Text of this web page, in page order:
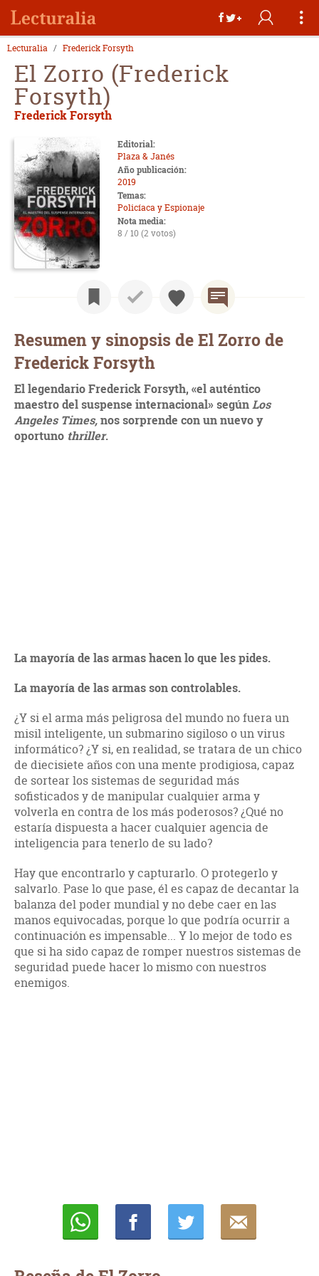
Lecturalia Frederick Forsyth
El Zorro (Frederick
Forsyth)
Frederick Forsyth
Editorial:
Plaza & Janés
Año publicación:
2019
Temas:
Policíaca y Espionaje
Nota media:
8 / 10 (2 votos)
Resumen y sinopsis de El Zorro de
Frederick Forsyth
El legendario Frederick Forsyth, «el auténtico
maestro del suspense internacional» según Los
Angeles Times,nos sorprende con un nuevo y
oportuno thriller.
La mayoría de las armas hacen lo que les pides.
La mayoría de las armas son controlables.
¿Y si el arma más peligrosa del mundo no fuera un
misil inteligente, un submarino sigiloso o un virus
informático? ¿Y si, en realidad, se tratara de un chico
de diecisiete años con una mente prodigiosa, capaz
de sortear los sistemas de seguridad más
sofisticados y de manipular cualquier arma y
volverla en contra de los más poderosos? ¿Qué no
estaría dispuesta a hacer cualquier agencia de
inteligencia para tenerlo de su lado?
Hay que encontrarlo y capturarlo. O protegerlo y
salvarlo. Pase lo que pase, él es capaz de decantar la
balanza del poder mundial y no debe caer en las
manos equivocadas, porque lo que podría ocurrir a
continuación es impensable... Y lo mejor de todo es
que si ha sido capaz de romper nuestros sistemas de
seguridad puede hacer lo mismo con nuestros
enemigos.